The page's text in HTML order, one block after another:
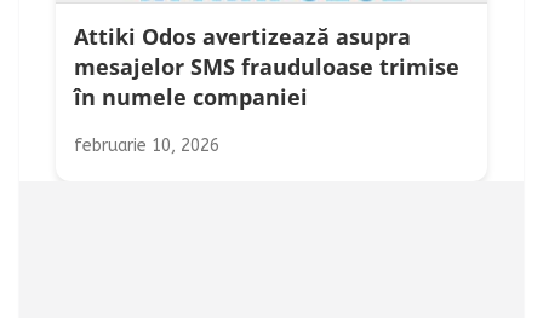
Attiki Odos avertizează asupra
mesajelor SMS frauduloase trimise
în numele companiei
februarie 10, 2026